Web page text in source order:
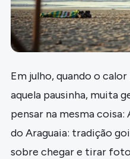
Em julho, quando o
aquela pausinha, muita
pensar na mesma
do Araguaia: tradição
sobre chegar e tirar